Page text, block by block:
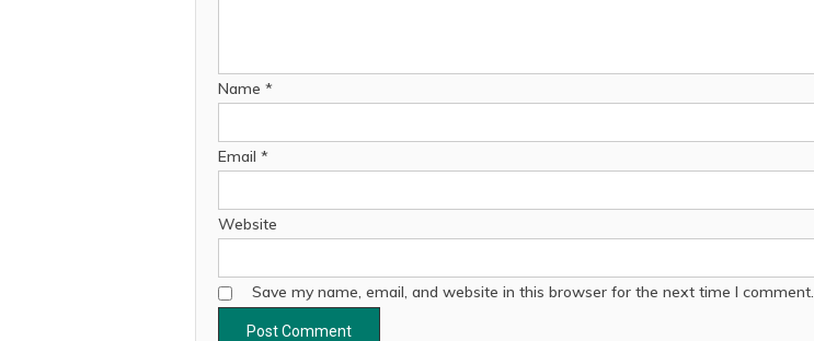
Name *
Email *
Website
Save my name, email, and website in this browser for the next time I comment.